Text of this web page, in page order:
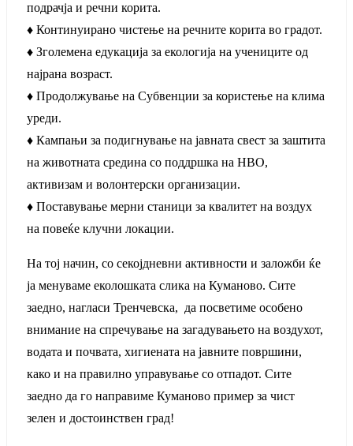
подрачја и речни корита.
♦ Континуирано чистење на речните корита во градот.
♦ Зголемена едукација за екологија на учениците од
најрана возраст.
♦ Продолжување на Субвенции за користење на клима
уреди.
♦ Кампањи за подигнување на јавната свест за заштита
на животната средина со поддршка на НВО,
активизам и волонтерски организации.
♦ Поставување мерни станици за квалитет на воздух
на повеќе клучни локации.
На тој начин, со секојдневни активности и заложби ќе
ја менуваме еколошката слика на Куманово. Сите
заедно, нагласи Тренчевска, да посветиме особено
внимание на спречување на загадувањето на воздухот,
водата и почвата, хигиената на јавните површини,
како и на правилно управување со отпадот. Сите
заедно да го направиме Куманово пример за чист
зелен и достоинствен град!